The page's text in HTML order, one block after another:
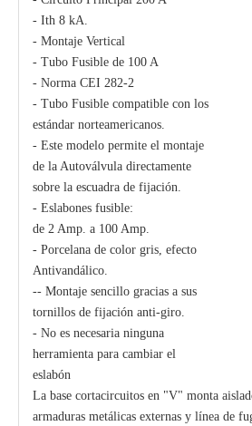
- Ith 8 kA.
- Montaje Vertical
- Tubo Fusible de 100 A
- Norma CEI 282-2
- Tubo Fusible compatible con los
estándar norteamericanos.
- Este modelo permite el montaje
de la Autoválvula directamente
sobre la escuadra de fijación.
- Eslabones fusible:
de 2 Amp. a 100 Amp.
- Porcelana de color gris, efecto
Antivandálico.
-- Montaje sencillo gracias a sus
tornillos de fijación anti-giro.
- No es necesaria ninguna
herramienta para cambiar el
eslabón
La base cortacircuitos en "V" monta
armaduras metálicas externas y línea de